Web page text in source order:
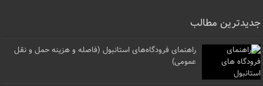
جدیدترین مطالب
راهنمای فرودگاه‌های استانبول (فاصله و هزینه حمل و نقل
عمومی)